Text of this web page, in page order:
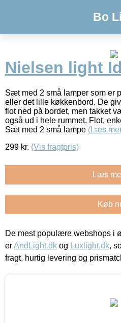
Bo
Nielsen light
Sæt med 2 små lamper som er
eller det lille køkkenbord. De
flot ned på bordet, men takket
også ud i hele rummet. Flot,
Sæt med 2 små lampe (Læs
299 kr. (Vis fragtpris)
Læs
Køb
De mest populære webshops i
erAndLight.dk og Luxlight.dk,
fragt, hurtig levering og